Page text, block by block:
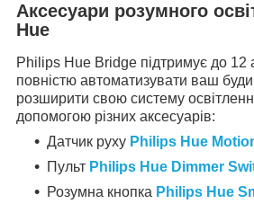
Аксесуари розумного
Hue
Philips Hue Bridge підтримує до 12
повністю автоматизувати ваш
розширити свою систему
допомогою різних аксесуарів:
Датчик руху Philips Hue
Пульт Philips Hue Dimmer
Розумна кнопка Philips Hue